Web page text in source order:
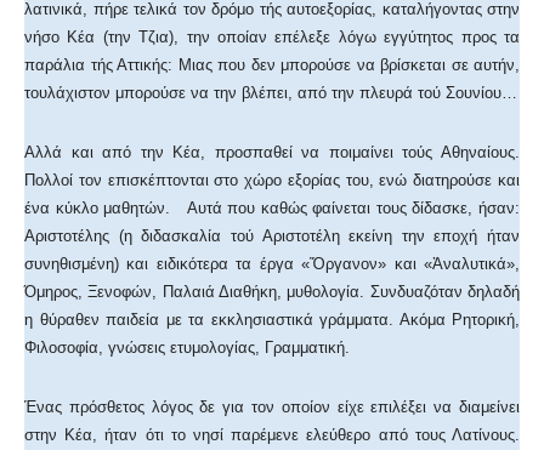
λατινικά, πήρε τελικά τον δρόμο τής αυτοεξορίας, καταλήγοντας στην
νήσο Κέα (την Τζια), την οποίαν επέλεξε λόγω εγγύτητος προς τα
παράλια τής Αττικής: Μιας που δεν μπορούσε να βρίσκεται σε αυτήν,
τουλάχιστον μπορούσε να την βλέπει, από την πλευρά τού Σουνίου…
Αλλά και από την Κέα, προσπαθεί να ποιμαίνει τούς Αθηναίους.
Πολλοί τον επισκέπτονται στο χώρο εξορίας του, ενώ διατηρούσε και
ένα κύκλο μαθητών. Αυτά που καθώς φαίνεται τους δίδασκε, ήσαν:
Αριστοτέλης (η διδασκαλία τού Αριστοτέλη εκείνη την εποχή ήταν
συνηθισμένη) και ειδικότερα τα έργα «Ὄργανον» και «Ἀναλυτικά»,
Όμηρος, Ξενοφών, Παλαιά Διαθήκη, μυθολογία. Συνδυαζόταν δηλαδή
η θύραθεν παιδεία με τα εκκλησιαστικά γράμματα. Ακόμα Ρητορική,
Φιλοσοφία, γνώσεις ετυμολογίας, Γραμματική.
Ένας πρόσθετος λόγος δε για τον οποίον είχε επιλέξει να διαμείνει
στην Κέα, ήταν ότι το νησί παρέμενε ελεύθερο από τους Λατίνους.